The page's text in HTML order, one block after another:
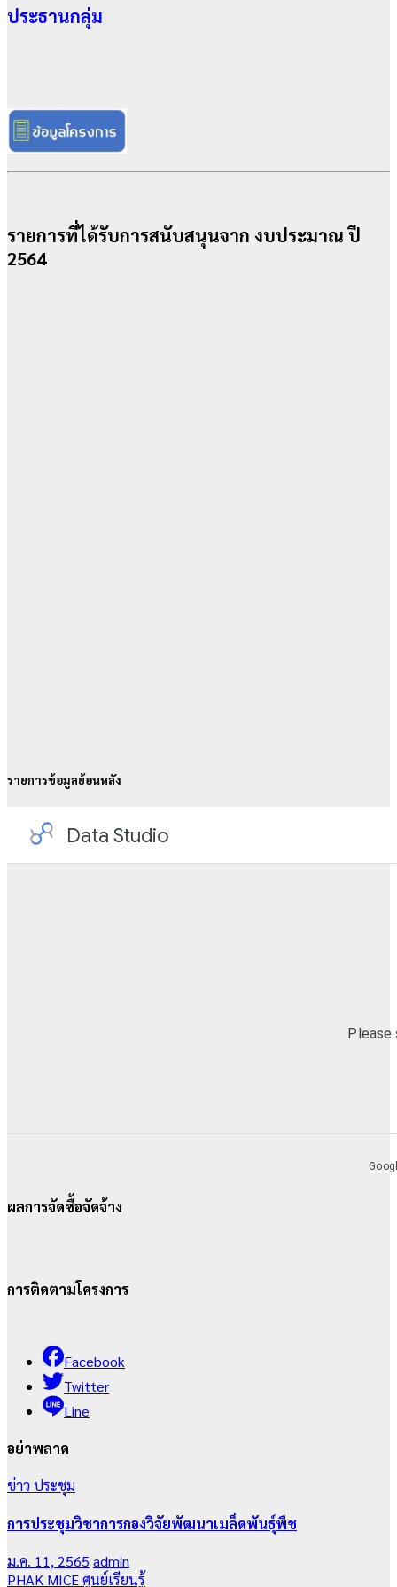
ประธานกลุ่ม
รายการที่ได้รับการสนับสนุนจาก งบประมาณ ปี
2564
รายการข้อมูลย้อนหลัง
ผลการจัดซื้อจัดจ้าง
การติดตามโครงการ
Facebook
Twitter
Line
อย่าพลาด
ข่าว ประชุม
การประชุมวิชาการกองวิจัยพัฒนาเมล็ดพันธุ์พืช
ม.ค. 11, 2565 admin
PHAK MICEศูนย์เรียนรู้